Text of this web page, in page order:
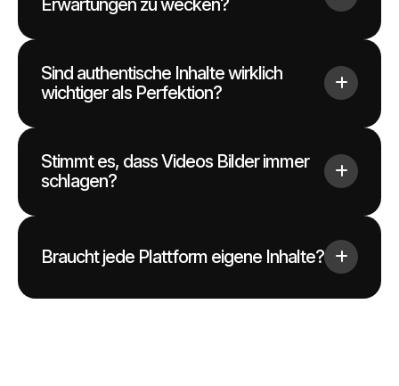
Sind authentische Inhalte wirklich
wichtiger als Perfektion?
Stimmt es, dass Videos Bilder immer
schlagen?
Braucht jede Plattform eigene Inhalte?